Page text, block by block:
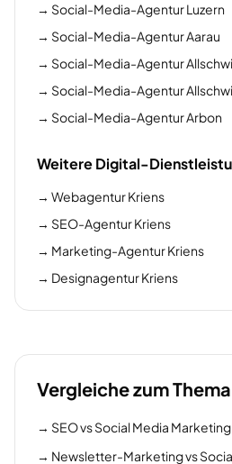
→ Social-Media-Agentur Luzern
→ Social-Media-Agentur Aarau
→ Social-Media-Agentur
→ Social-Media-Agentur
→ Social-Media-Agentur Arbon
Weitere Digital-
→ Webagentur Kriens
→ SEO-Agentur Kriens
→ Marketing-Agentur Kriens
→ Designagentur Kriens
Vergleiche zum Thema
→ SEO vs Social Media Marketing
→ Newsletter-Marketing vs